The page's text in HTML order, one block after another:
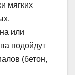
мягких
или
подойдут
(бетон,